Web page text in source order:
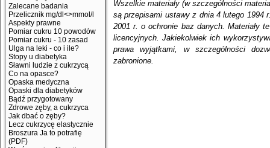
Zalecane badania
Przelicznik mg/dl<>mmol/l
Aspekty prawne
Pomiar cukru 10 powodów
Pomiar cukru - 10 zasad
Ulga na leki - co i ile?
Stopy u diabetyka
Sławni ludzie z cukrzycą
Co na opasce?
Opaska medyczna
Opaski dla diabetyków
Bądź przygotowany
Zdrowe zęby, a cukrzyca
Jak dbać o zęby?
Lecz cukrzycę elastycznie
Broszura Ja to potrafię
(PDF)
Wszelkie materiały (w szczególności
są przepisami ustawy z dnia 4 lutego 1994
2001 r. o ochronie baz danych. Materiały
licencyjnych. Jakiekolwiek ich
prawa wyjątkami, w szczególności
zabronione.